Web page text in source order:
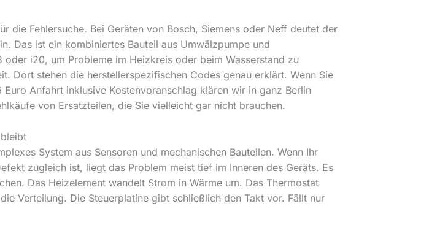
die Fehlersuche. Bei Geräten von Bosch, Siemens oder Neff deutet der
Das ist ein kombiniertes Bauteil aus Umwälzpumpe und
i20, um Probleme im Heizkreis oder beim Wasserstand zu
Dort stehen die herstellerspezifischen Codes genau erklärt. Wenn Sie
Anfahrt inklusive Kostenvoranschlag klären wir in ganz Berlin
von Ersatzteilen, die Sie vielleicht gar nicht brauchen.
System aus Sensoren und mechanischen Bauteilen. Wenn Ihr
zugleich ist, liegt das Problem meist tief im Inneren des Geräts. Es
Das Heizelement wandelt Strom in Wärme um. Das Thermostat
Verteilung. Die Steuerplatine gibt schließlich den Takt vor. Fällt nur